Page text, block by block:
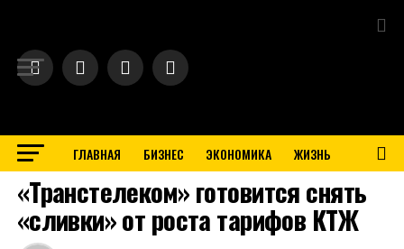
ГЛАВНАЯ БИЗНЕС ЭКОНОМИКА ЖИЗНЬ
BUSINESS
«Транстелеком» готовится снять
«сливки» от роста тарифов КТЖ